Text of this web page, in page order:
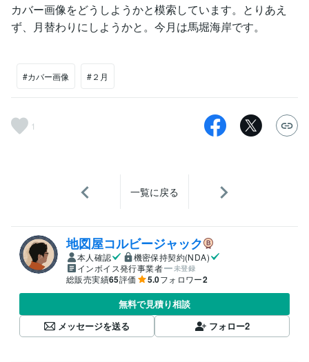
カバー画像をどうしようかと模索しています。とりあえ
ず、月替わりにしようかと。今月は馬堀海岸です。
#カバー画像 #２月
1
一覧に戻る
地図屋コルビージャック
本人確認
機密保持契約(NDA)
インボイス発行事業者
未登録
総販売実績65評価 5.0フォロワー2
無料で見積り相談
メッセージを送る
フォロー2